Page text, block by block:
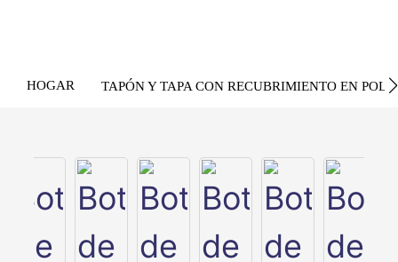
HOGAR TAPÓN Y TAPA CON RECUBRIMIENTO EN